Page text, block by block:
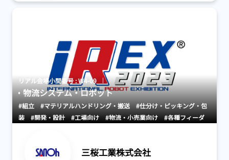
リアル会場小間番号 : W4-09
物流システム・ロボット
#組立 #マテリアルハンドリング・搬送
#仕分け・ピッキング・包
装
#開発・設計 #工場向け #物流・小売業向け
#各種フィーダ
三桜工業株式会社